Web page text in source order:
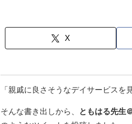
X
「親戚に良さそうなデイサービスを
そんな書き出しから、 ともはる先生